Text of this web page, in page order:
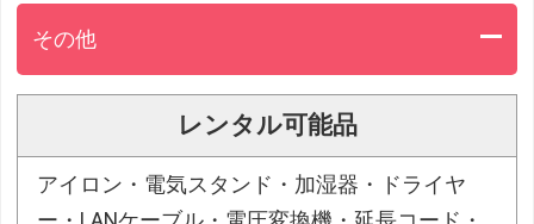
その他
レンタル可能品
アイロン・電気スタンド・加湿器・ドライヤ